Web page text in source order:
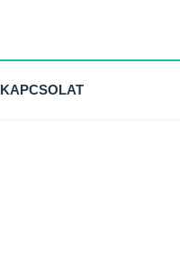
KAPCSOLAT